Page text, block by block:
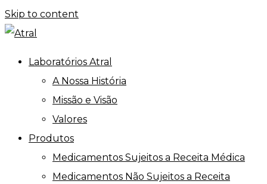
Skip to content
Laboratórios Atral
A Nossa História
Missão e Visão
Valores
Produtos
Medicamentos Sujeitos a Receita Médica
Medicamentos Não Sujeitos a Receita